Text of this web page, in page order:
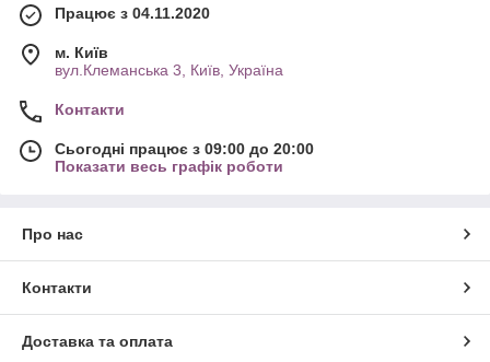
Працює з 04.11.2020
м. Київ
вул.Клеманська 3, Київ, Україна
Контакти
Сьогодні працює з 09:00 до 20:00
Показати весь графік роботи
Про нас
Контакти
Доставка та оплата